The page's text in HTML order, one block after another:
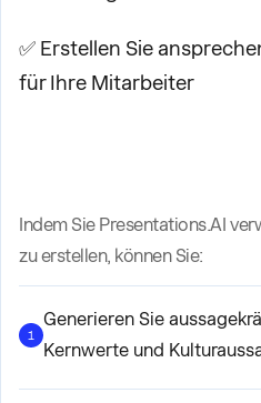
✅ Erstellen Sie
für Ihre Mitarbeiter
Indem Sie Presentations.AI
zu erstellen, können Sie:
1
Generieren Sie
Kernwerte und